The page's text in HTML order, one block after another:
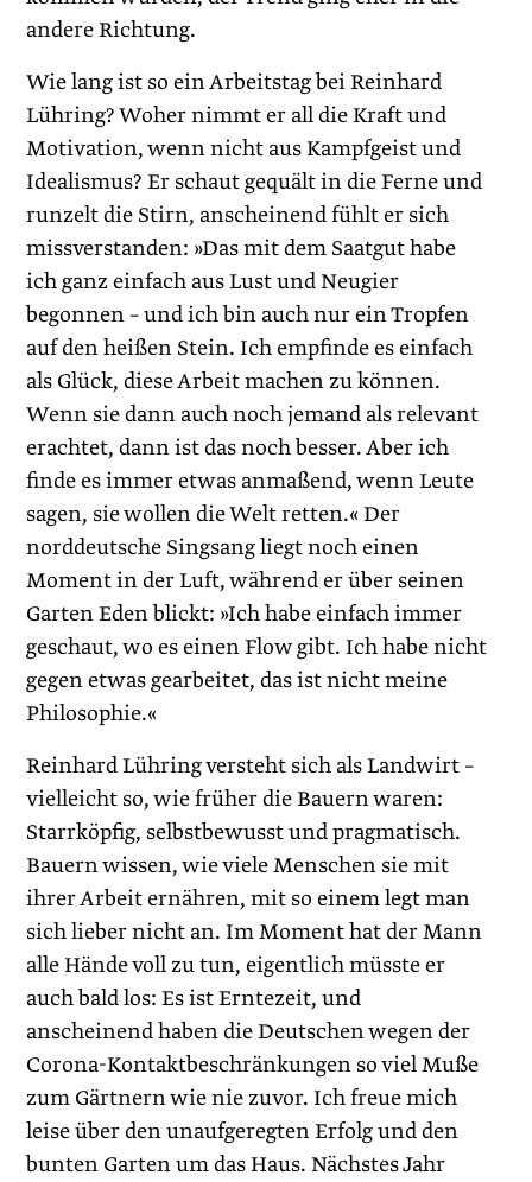
andere Richtung.
Wie lang ist so ein Arbeitstag bei Reinhard
Lühring? Woher nimmt er all die Kraft und
Motivation, wenn nicht aus Kampfgeist und
Idealismus? Er schaut gequält in die Ferne und
runzelt die Stirn, anscheinend fühlt er sich
missverstanden: »Das mit dem Saatgut habe
ich ganz einfach aus Lust und Neugier
begonnen – und ich bin auch nur ein Tropfen
auf den heißen Stein. Ich empfinde es einfach
als Glück, diese Arbeit machen zu können.
Wenn sie dann auch noch jemand als relevant
erachtet, dann ist das noch besser. Aber ich
finde es immer etwas anmaßend, wenn Leute
sagen, sie wollen die Welt retten.« Der
norddeutsche Singsang liegt noch einen
Moment in der Luft, während er über seinen
Garten Eden blickt: »Ich habe einfach immer
geschaut, wo es einen Flow gibt. Ich habe nicht
gegen etwas gearbeitet, das ist nicht meine
Philosophie.«
Reinhard Lühring versteht sich als Landwirt –
vielleicht so, wie früher die Bauern waren:
Starrköpfig, selbstbewusst und pragmatisch.
Bauern wissen, wie viele Menschen sie mit
ihrer Arbeit ernähren, mit so einem legt man
sich lieber nicht an. Im Moment hat der Mann
alle Hände voll zu tun, eigentlich müsste er
auch bald los: Es ist Erntezeit, und
anscheinend haben die Deutschen wegen der
Corona-Kontaktbeschränkungen so viel Muße
zum Gärtnern wie nie zuvor. Ich freue mich
leise über den unaufgeregten Erfolg und den
bunten Garten um das Haus. Nächstes Jahr